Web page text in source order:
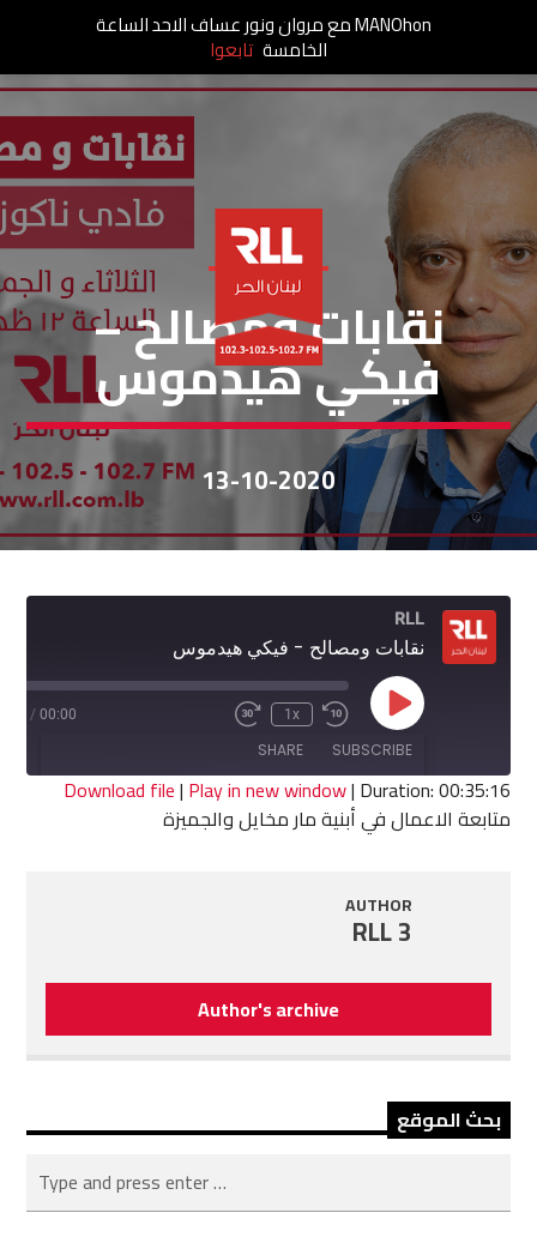
نقابات ومصالح
نقابات ومصالح –
فيكي هيدموس
13-10-2020
RLL
نقابات ومصالح - فيكي هيدموس
Play
Episode
Rewind
10
Seconds
1x
Fast
seconds
00:00
/
SUBSCRIBE
SHARE
SHARE
Download file| Play in new window| Duration: 00:35:16
متابعة الاعمال في أبنية مار مخايل والجميزة
AUTHOR
RLL 3
Author's archive
بحث الموقع
MANOhon مع مروان ونور عساف الاحد الساعة
الخامسة تابعوا